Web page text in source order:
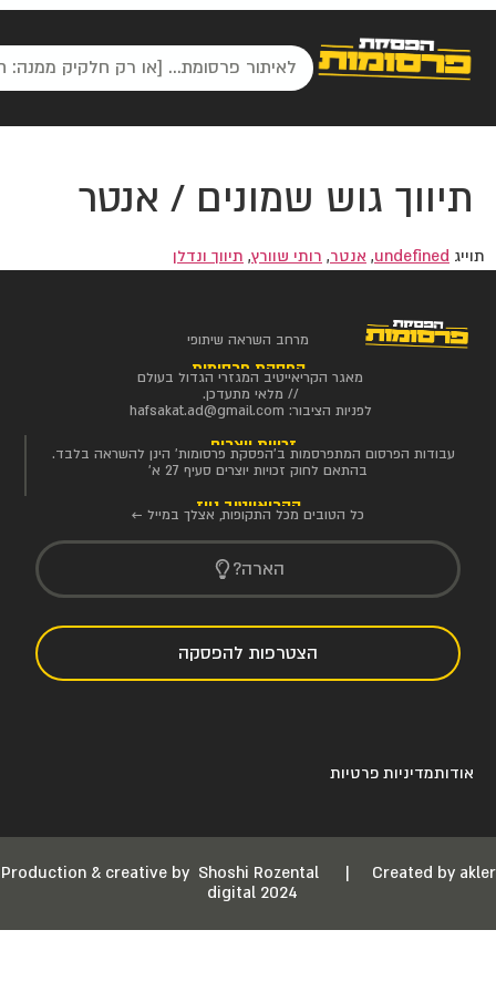
תיווך גוש שמונים / אנטר
תוייג undefined
, אנטר, רותי שוורץ, תיווך ונדלן
מרחב השראה שיתופי
הפסקת פרסומות
מאגר הקריאייטיב המגזרי הגדול בעולם
// מלאי מתעדכן.
לפניות הציבור: hafsakat.ad@gmail.com
זכויות יוצרים
עבודות הפרסום המתפרסמות ב'הפסקת פרסומות' הינן להשראה בלבד.
בהתאם לחוק זכויות יוצרים סעיף 27 א'
הקריאייטיב ניוז
כל הטובים מכל התקופות, אצלך במייל ←
הארה?
הצטרפות להפסקה
אודותמדיניות פרטיות
Production & creative by Shoshi Rozental | Created by akler
digital 2024